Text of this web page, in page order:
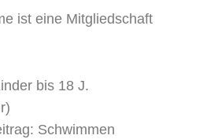
ist eine Mitgliedschaft
bis 18 J.
Schwimmen